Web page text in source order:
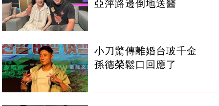
亞萍路邊倒地送醫
小刀驚傳離婚台玻千金
孫德榮鬆口回應了